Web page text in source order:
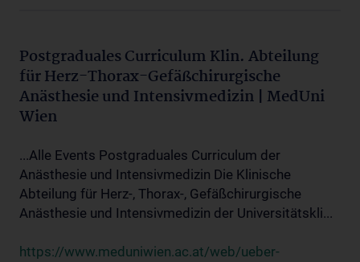
Postgraduales Curriculum Klin. Abteilung
für Herz-Thorax-Gefäßchirurgische
Anästhesie und Intensivmedizin | MedUni
Wien
...Alle Events Postgraduales Curriculum der
Anästhesie und Intensivmedizin Die Klinische
Abteilung für Herz-, Thorax-, Gefäßchirurgische
Anästhesie und Intensivmedizin der Universitätskli...
https://www.meduniwien.ac.at/web/ueber-